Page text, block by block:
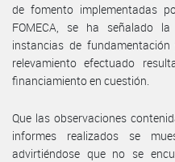
de fomento implementadas
FOMECA, se ha señalado
instancias de
relevamiento efectuado
financiamiento en cuestión.
Que las observaciones
informes realizados se
advirtiéndose que no se